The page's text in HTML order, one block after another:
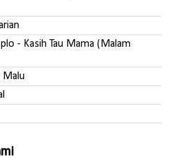
- Kasih Tau Mama (Malam
Malu